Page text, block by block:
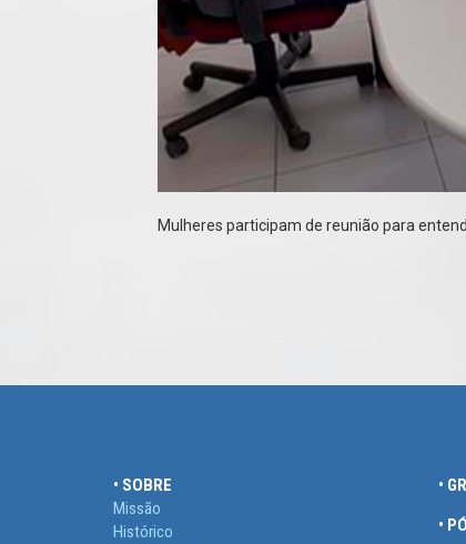
Mulheres participam de reunião para
• SOBRE
Missão
Histórico
•
•